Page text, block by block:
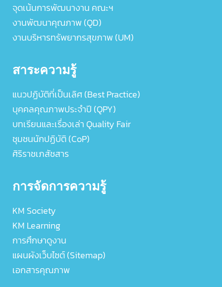
จุดเน้นการพัฒนางาน คณะฯ
งานพัฒนาคุณภาพ (QD)
งานบริหารทรัพยากรสุขภาพ (UM)
สาระความรู้
แนวปฏิบัติที่เป็นเลิศ (Best Practice)
บุคคลคุณภาพประจำปี (QPY)
บทเรียนและเรื่องเล่า Quality Fair
ชุมชนนักปฏิบัติ (CoP)
ศิริราชเภสัชสาร
การจัดการความรู้
KM Society
KM Learning
การศึกษาดูงาน
แผนผังเว็บไซต์ (Sitemap)
เอกสารคุณภาพ